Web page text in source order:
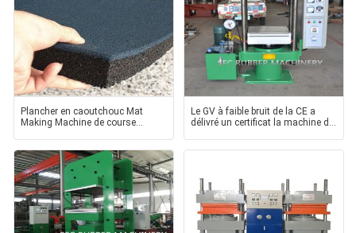
Plancher en caoutchouc Mat
Making Machine de course
Le GV à faible bruit de la CE a
délivré un certificat la machine de